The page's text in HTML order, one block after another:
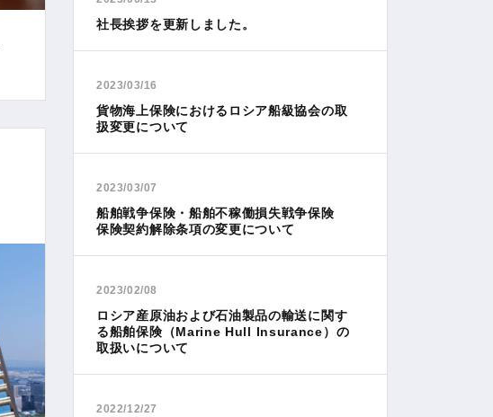
社長挨拶を更新しました。
2023/03/16
貨物海上保険におけるロシア船級協会の取
扱変更について
2023/03/07
船舶戦争保険・船舶不稼働損失戦争保険
保険契約解除条項の変更について
2023/02/08
ロシア産原油および石油製品の輸送に関す
る船舶保険（Marine Hull Insurance）の
取扱いについて
2022/12/27